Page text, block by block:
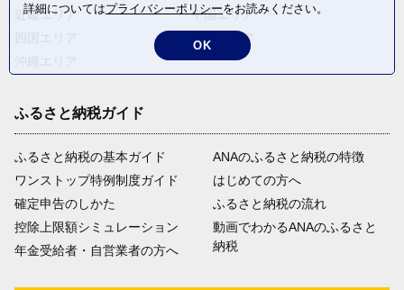
近畿エリア
中国エリア
九州エリア
ふるさと納税ガイド
ふるさと納税の基本ガイド
ワンストップ特例制度ガイド
確定申告のしかた
控除上限額シミュレーション
年金受給者・自営業者の方へ
ANAのふるさと納税の特徴
はじめての方へ
ふるさと納税の流れ
動画でわかるANAのふるさと
納税
詳細についてはプライバシーポリシーをお読みください。
OK